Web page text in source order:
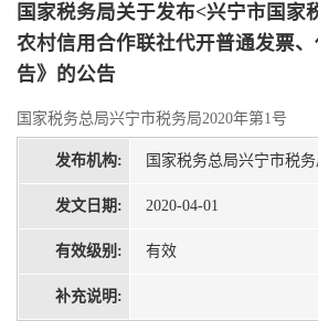
国家税务局关于发布<兴宁市国家
农村信用合作联社代开普通发票
告》的公告
国家税务总局兴宁市税务局2020年第1号
发布机构: 国家税务总局兴宁市税务
发文日期: 2020-04-01
有效级别: 有效
补充说明: